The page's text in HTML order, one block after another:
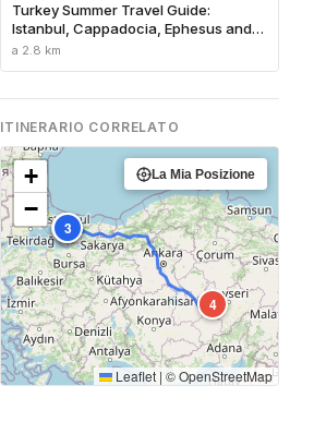
Turkey Summer Travel Guide:
Istanbul, Cappadocia, Ephesus and
the Turquoise Coast
a 2.8 km
ITINERARIO CORRELATO
1
2
3
4
+
−
La Mia Posizione
Leaflet | ©OpenStreetMap